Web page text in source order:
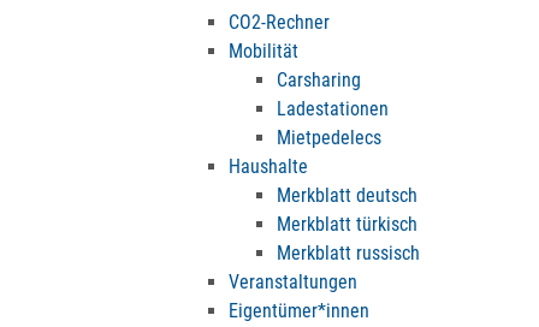
CO2-Rechner
Mobilität
Carsharing
Ladestationen
Mietpedelecs
Haushalte
Merkblatt deutsch
Merkblatt türkisch
Merkblatt russisch
Veranstaltungen
Eigentümer*innen